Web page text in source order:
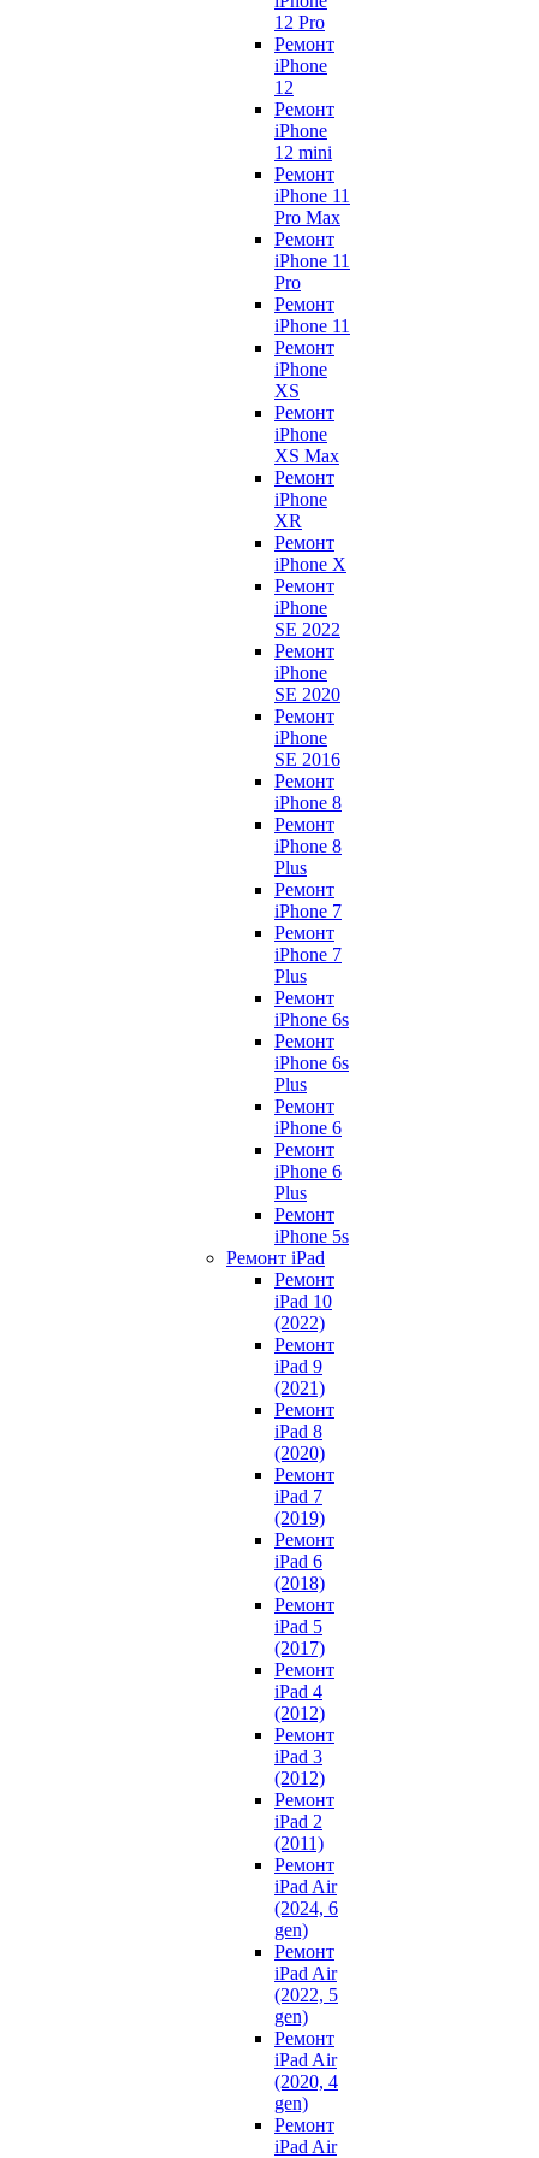
12 Pro
Ремонт
iPhone
12
Ремонт
iPhone
12 mini
Ремонт
iPhone 11
Pro Max
Ремонт
iPhone 11
Pro
Ремонт
iPhone 11
Ремонт
iPhone
XS
Ремонт
iPhone
XS Max
Ремонт
iPhone
XR
Ремонт
iPhone X
Ремонт
iPhone
SE 2022
Ремонт
iPhone
SE 2020
Ремонт
iPhone
SE 2016
Ремонт
iPhone 8
Ремонт
iPhone 8
Plus
Ремонт
iPhone 7
Ремонт
iPhone 7
Plus
Ремонт
iPhone 6s
Ремонт
iPhone 6s
Plus
Ремонт
iPhone 6
Ремонт
iPhone 6
Plus
Ремонт
iPhone 5s
Ремонт iPad
Ремонт
iPad 10
(2022)
Ремонт
iPad 9
(2021)
Ремонт
iPad 8
(2020)
Ремонт
iPad 7
(2019)
Ремонт
iPad 6
(2018)
Ремонт
iPad 5
(2017)
Ремонт
iPad 4
(2012)
Ремонт
iPad 3
(2012)
Ремонт
iPad 2
(2011)
Ремонт
iPad Air
(2024, 6
gen)
Ремонт
iPad Air
(2022, 5
gen)
Ремонт
iPad Air
(2020, 4
gen)
Ремонт
iPad Air